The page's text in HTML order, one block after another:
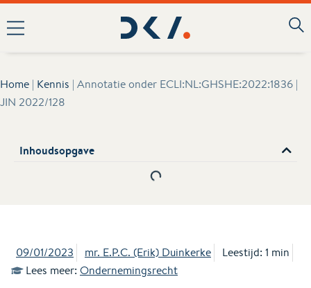
Home | Kennis | Annotatie onder ECLI:NL:GHSHE:2022:1836 |
JIN 2022/128
Inhoudsopgave
09/01/2023 mr. E.P.C. (Erik) Duinkerke
Leestijd: 1 min
Lees meer: Ondernemingsrecht